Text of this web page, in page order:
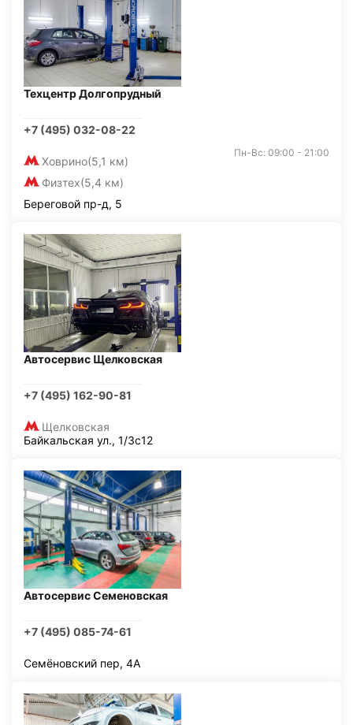
Техцентр Долгопрудный
+7 (495) 032-08-22
Ховрино(5,1 км)
Физтех(5,4 км)
Пн-Вс: 09:00 - 21:00
Береговой пр-д, 5
Автосервис Щелковская
+7 (495) 162-90-81
Щелковская
Байкальская ул., 1/3с12
Автосервис Семеновская
+7 (495) 085-74-61
Семёновский пер, 4А